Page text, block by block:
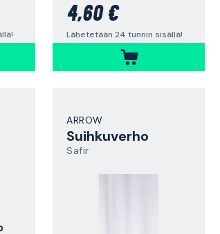
4,60 €
Lähetetään 24 tunnin sisällä!
ARROW
Suihkuverho
Safir